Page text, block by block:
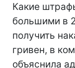
Какие
большими в
получить
гривен, в
объяснила